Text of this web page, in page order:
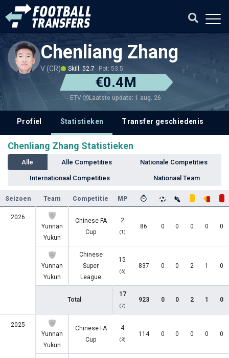
Chenliang Zhang
V (CR) Skill: 52.7 Pot: 53.5
€0.4M
ETV Laatste update: 1 aug. 26
Profiel Statistieken Transfer geschiedenis
Chenliang Zhang Statistieken
Alle Alle Competities Nationale Competities
Internationaal Competities Nationaal Team
Seizoen Team Competitie MP
2026
Yunnan
Yukun
Chinese FA
Cup
2
(1)
86 0 0 0 0 0
Yunnan
Yukun
Chinese
Super
League
15
(6)
837 0 0 2 1 0
Total
17
(7)
923 0 0 2 1 0
2025
Yunnan
Yukun
Chinese FA
Cup
4
(3)
114 0 0 0 0 0